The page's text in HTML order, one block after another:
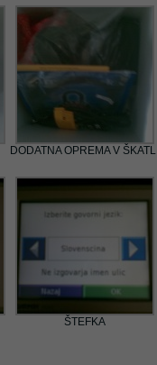
DODATNA OPREMA V
ŠTEFKA